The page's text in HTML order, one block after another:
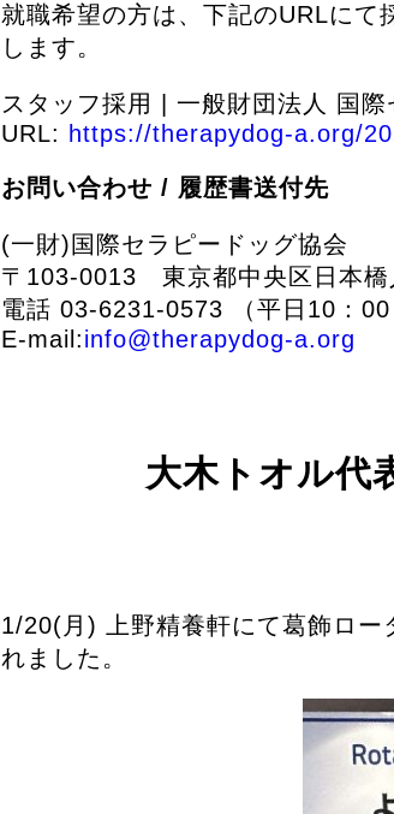
就職希望の方は、下記のURLにて
します。
スタッフ採用 | 一般財団法人 国
URL: https://therapydog-a.org/
お問い合わせ / 履歴書送付先
(一財)国際セラピードッグ協会
〒103-0013 東京都中央区日本
電話 03-6231-0573
（平日10：
E-mail:info@therapydog-a.org
大木トオル代
1/20(月) 上野精養軒にて葛飾ロー
れました。